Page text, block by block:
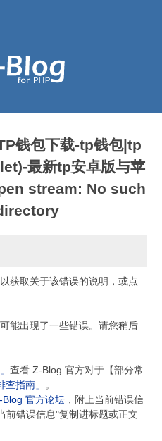
钱包下载-tp钱包|tp
最新tp安卓版与苹
stream: No such
获取关于该错误的说明，或点
能出现了一些错误。请您稍后
查看 Z-Blog 官方对于【部分常
查指南」 。
Blog 官方论坛 ，附上当前错误信
前错误信息"复制进标题或正文